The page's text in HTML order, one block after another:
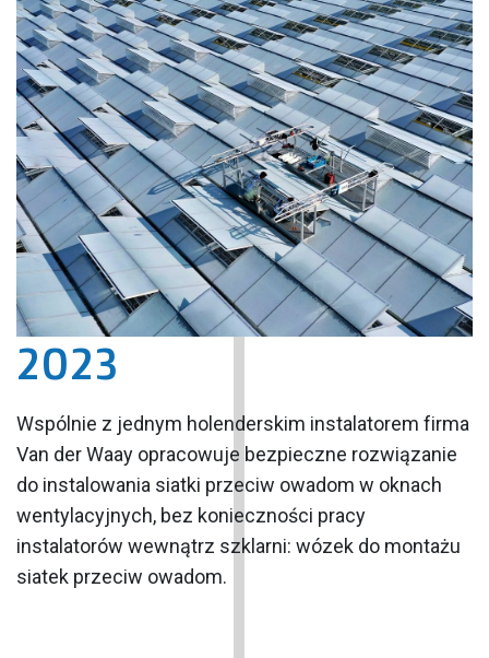
2023
Wspólnie z jednym holenderskim instalatorem firma
Van der Waay opracowuje bezpieczne rozwiązanie
do instalowania siatki przeciw owadom w oknach
wentylacyjnych, bez konieczności pracy
instalatorów wewnątrz szklarni: wózek do montażu
siatek przeciw owadom.